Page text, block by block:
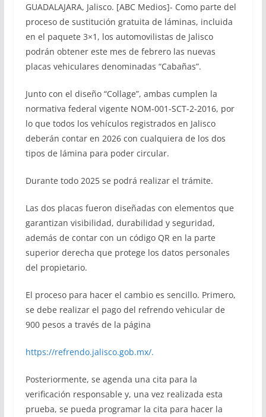
GUADALAJARA, Jalisco. [ABC Medios]- Como parte del
proceso de sustitución gratuita de láminas, incluida
en el paquete 3×1, los automovilistas de Jalisco
podrán obtener este mes de febrero las nuevas
placas vehiculares denominadas “Cabañas”.
Junto con el diseño “Collage”, ambas cumplen la
normativa federal vigente NOM-001-SCT-2-2016, por
lo que todos los vehículos registrados en Jalisco
deberán contar en 2026 con cualquiera de los dos
tipos de lámina para poder circular.
Durante todo 2025 se podrá realizar el trámite.
Las dos placas fueron diseñadas con elementos que
garantizan visibilidad, durabilidad y seguridad,
además de contar con un código QR en la parte
superior derecha que protege los datos personales
del propietario.
El proceso para hacer el cambio es sencillo. Primero,
se debe realizar el pago del refrendo vehicular de
900 pesos a través de la página
https://refrendo.jalisco.gob.mx/.
Posteriormente, se agenda una cita para la
verificación responsable y, una vez realizada esta
prueba, se pueda programar la cita para hacer la